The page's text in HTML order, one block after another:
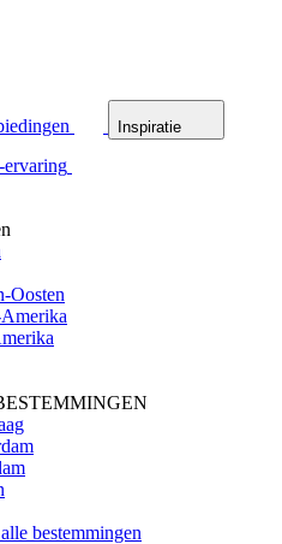
Inspiratie
Oosten
bestemmingen